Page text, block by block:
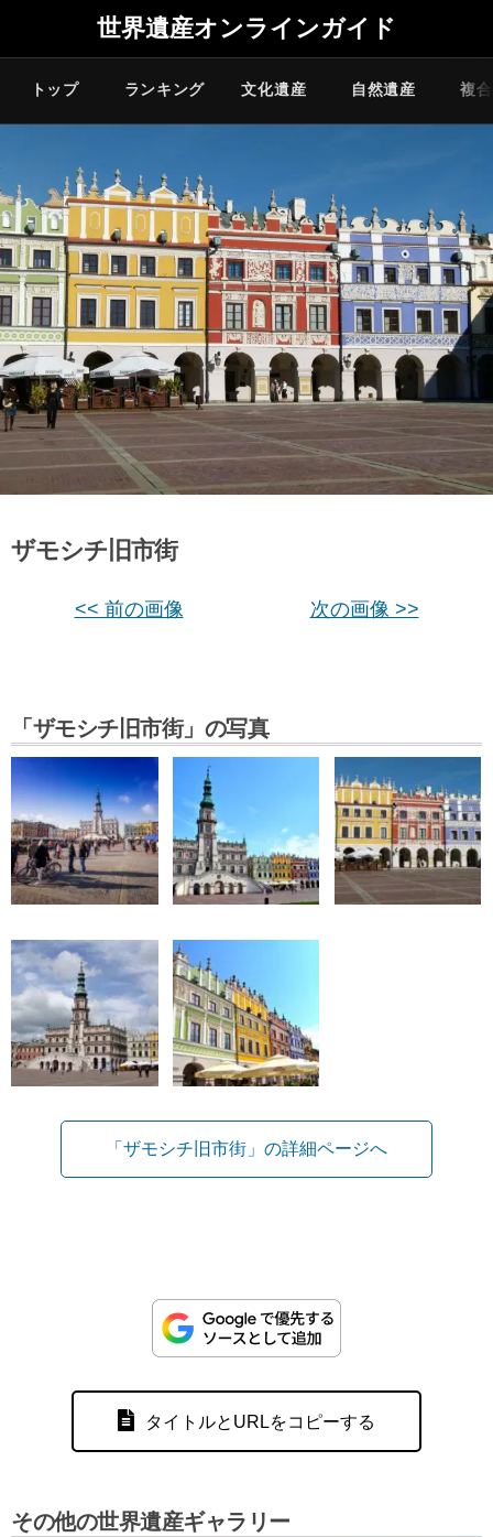
世界遺産オンラインガイド
トップ ランキング 文化遺産 自然遺産 複
ザモシチ旧市街
<< 前の画像 次の画像 >>
「ザモシチ旧市街」の写真
「ザモシチ旧市街」の詳細ページへ
タイトルとURLをコピーする
その他の世界遺産ギャラリー